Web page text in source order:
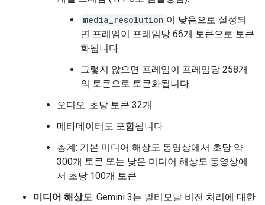
media_resolution 이 낮음으로 설정되
면 프레임이 프레임당 66개 토큰으로 토큰
화됩니다.
그렇지 않으면 프레임이 프레임당 258개
의 토큰으로 토큰화됩니다.
오디오: 초당 토큰 32개
메타데이터도 포함됩니다.
총계: 기본 미디어 해상도 동영상에서 초당 약
300개 토큰 또는 낮은 미디어 해상도 동영상에
서 초당 100개 토큰
미디어 해상도: Gemini 3는 멀티모달 비전 처리에 대한